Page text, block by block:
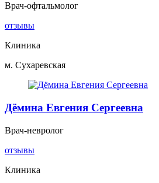
Врач-офтальмолог
отзывы
Клиника
м. Сухаревская
Дёмина Евгения Сергеевна
Врач-невролог
отзывы
Клиника